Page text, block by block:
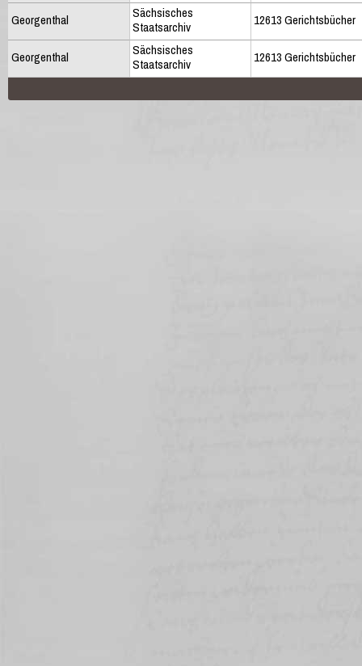
Georgenthal
Sächsisches
Staatsarchiv
12613 Gerichtsbücher
Georgenthal
Sächsisches
Staatsarchiv
12613 Gerichtsbücher